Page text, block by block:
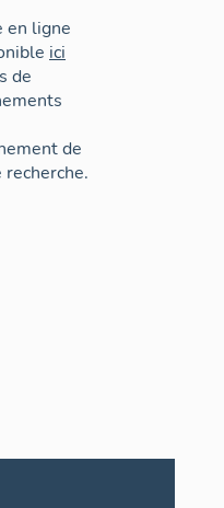
en ligne
ici
de
de